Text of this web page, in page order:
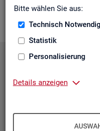
Bitte wählen Sie aus:
Technisch Notwendig
Statistik
Personalisierung
Details anzeigen
zu einem be­stimm­ten